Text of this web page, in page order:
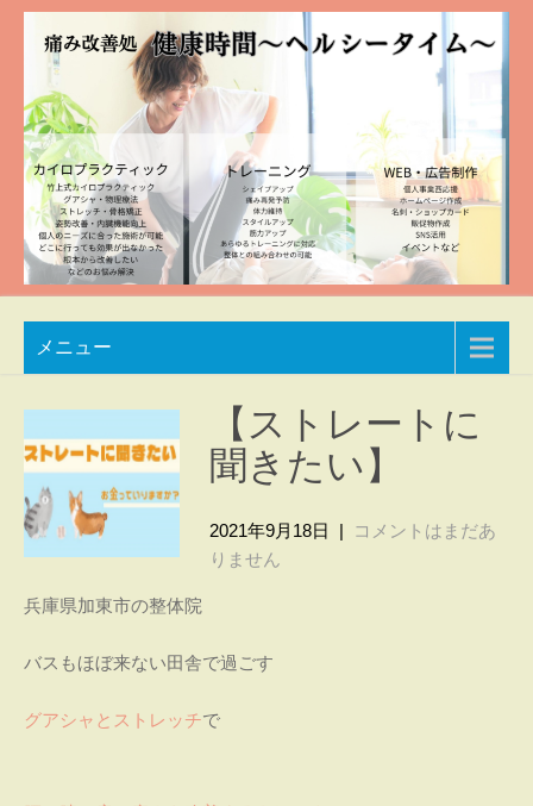
Skip
content
痛み
改善
処
健康
時間
〜ヘ
兵庫
東市
整体
院
自然
豊か
な空
間で
す。
メニュー
【ストレートに
聞きたい】
2021年9月18日
コメントはまだあ
りません
兵庫県加東市の整体院
バスもほぼ来ない田舎で過ごす
グアシャとストレッチで